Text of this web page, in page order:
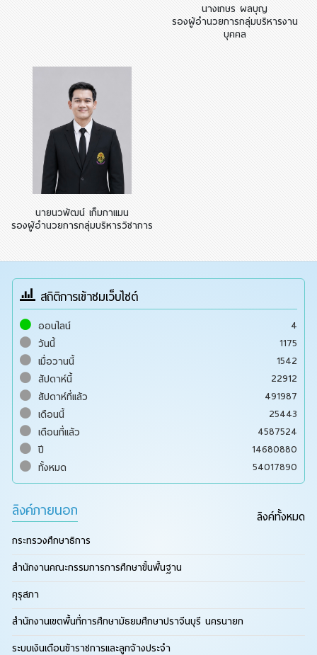
นางเกษร ผลบุญ
รองผู้อำนวยการกลุ่มบริหารงาน
บุคคล
นายนวพัฒน์ เก็มกาแมน
รองผู้อำนวยการกลุ่มบริหารวิชาการ
สถิติการเข้าชมเว็บไซต์
ออนไลน์
4
วันนี้
1175
เมื่อวานนี้
1542
สัปดาห์นี้
22912
สัปดาห์ที่แล้ว
491987
เดือนนี้
25443
เดือนที่แล้ว
4587524
ปี
14680880
ทั้งหมด
54017890
ลิงค์ภายนอก ลิงค์ทั้งหมด
กระทรวงศึกษาธิการ
สำนักงานคณะกรรมการการศึกษาขั้นพื้นฐาน
คุรุสภา
สำนักงานเขตพื้นที่การศึกษามัธยมศึกษาปราจีนบุรี นครนายก
ระบบเงินเดือนข้าราชการและลูกจ้างประจำ